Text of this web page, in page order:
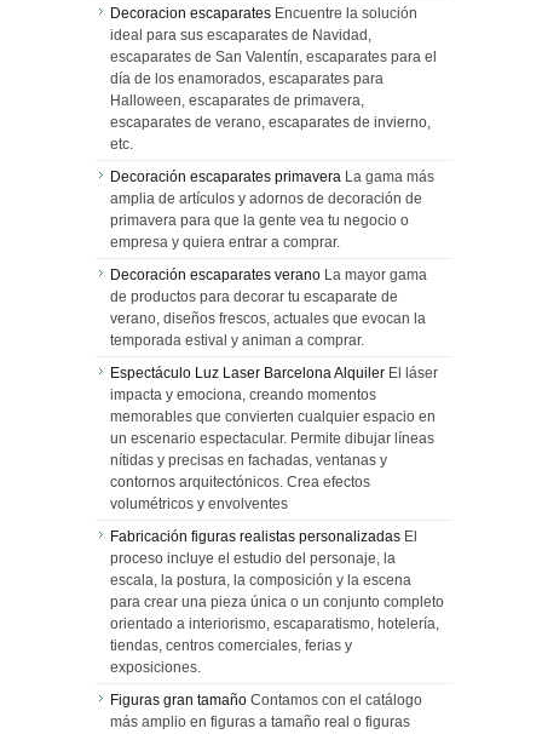
Decoracion escaparates Encuentre la solución
ideal para sus escaparates de Navidad,
escaparates de San Valentín, escaparates para el
día de los enamorados, escaparates para
Halloween, escaparates de primavera,
escaparates de verano, escaparates de invierno,
etc.
Decoración escaparates primavera La gama más
amplia de artículos y adornos de decoración de
primavera para que la gente vea tu negocio o
empresa y quiera entrar a comprar.
Decoración escaparates verano La mayor gama
de productos para decorar tu escaparate de
verano, diseños frescos, actuales que evocan la
temporada estival y animan a comprar.
Espectáculo Luz Laser Barcelona Alquiler El láser
impacta y emociona, creando momentos
memorables que convierten cualquier espacio en
un escenario espectacular. Permite dibujar líneas
nítidas y precisas en fachadas, ventanas y
contornos arquitectónicos. Crea efectos
volumétricos y envolventes
Fabricación figuras realistas personalizadas El
proceso incluye el estudio del personaje, la
escala, la postura, la composición y la escena
para crear una pieza única o un conjunto completo
orientado a interiorismo, escaparatismo, hotelería,
tiendas, centros comerciales, ferias y
exposiciones.
Figuras gran tamaño Contamos con el catálogo
más amplio en figuras a tamaño real o figuras